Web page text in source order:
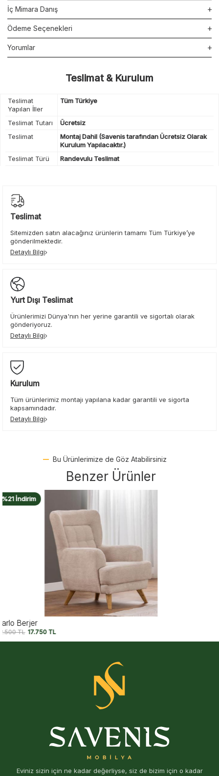
İç Mimara Danış
Ödeme Seçenekleri
Yorumlar
Teslimat & Kurulum
Teslimat
Yapılan İller
Tüm Türkiye
Teslimat Tutarı
Ücretsiz
Teslimat
Montaj Dahil (Savenis tarafından Ücretsiz Olarak
Kurulum Yapılacaktır.)
Teslimat Türü
Randevulu Teslimat
Teslimat
Sitemizden satın alacağınız ürünlerin tamamı Tüm Türkiye’ye
gönderilmektedir.
Detaylı Bilgi
Yurt Dışı Teslimat
Ürünlerimizi Dünya'nın her yerine garantili ve sigortalı olarak
gönderiyoruz.
Detaylı Bilgi
Kurulum
Tüm ürünlerimiz montajı yapılana kadar garantili ve sigorta
kapsamındadır.
Detaylı Bilgi
Bu Ürünlerimize de Göz Atabilirsiniz
Benzer Ürünler
%21 İndirim
Capri Berjer V2
22.500TL 17.750TL
Eviniz sizin için ne kadar değerliyse, siz de bizim için o kadar